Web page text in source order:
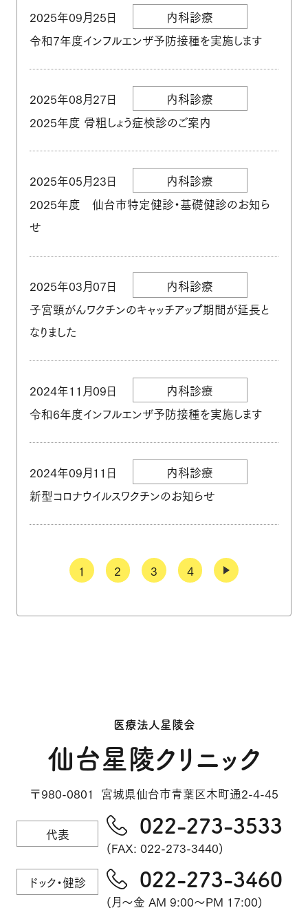
個人情報保護方針 ホーム
2025年09月25日
内科診療
令和7年度インフルエンザ予防接種を実施します
2025年08月27日
内科診療
2025年度 骨粗しょう症検診のご案内
2025年05月23日
内科診療
2025年度 仙台市特定健診・基礎健診のお知ら
せ
2025年03月07日
内科診療
子宮頸がんワクチンのキャッチアップ期間が延長と
なりました
2024年11月09日
内科診療
令和6年度インフルエンザ予防接種を実施します
2024年09月11日
内科診療
新型コロナウイルスワクチンのお知らせ
1 2 3 4
医療法人星陵会
仙台星陵クリニック
〒980-0801 宮城県仙台市青葉区木町通2-4-45
代表 022-273-3533
(FAX: 022-273-3440)
ドック・健診
022-273-3460
(月～金 AM 9:00～PM 17:00)